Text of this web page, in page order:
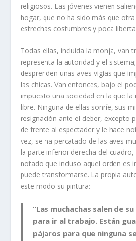
religiosos. Las jóvenes vienen
hogar, que no ha sido más que
estrechas costumbres y poca
Todas ellas, incluida la monja, van
representa la autoridad y el
desprenden unas aves-vigías que
las chicas. Van entonces, bajo el
impuesto una sociedad en la que
libre. Ninguna de ellas sonríe, sus
resignación ante el deber, excepto
de frente al espectador y le hace
vez, se ha percatado de las aves
la parte inferior derecha del cuadro,
notado que incluso aquel orden es
puede transformarse. La propia
este modo su pintura:
“Las muchachas salen de
para ir al trabajo. Están
pájaros para que ninguna